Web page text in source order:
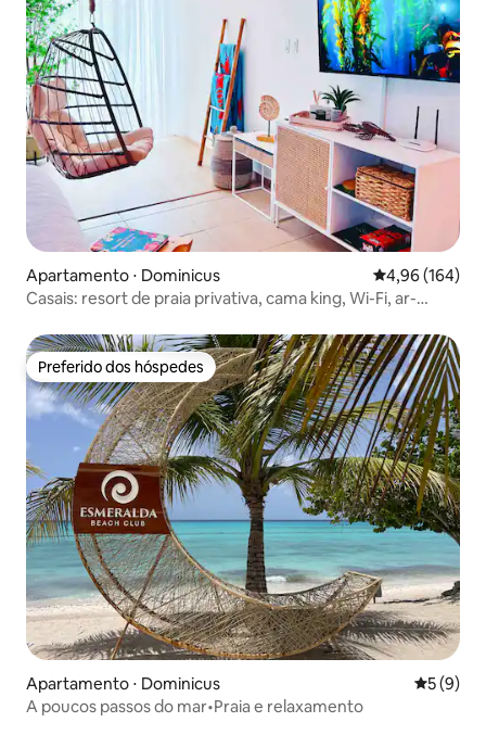
Apartamento ⋅ Dominicus 4,96 de uma
4,96 (164)
Casais: resort de praia privativa, cama king, Wi-Fi, ar-
Preferido dos hóspedes
Preferido dos hóspedes
Apartamento ⋅ Dominicus 5 de
5 (9)
A poucos passos do mar•Praia e relaxamento